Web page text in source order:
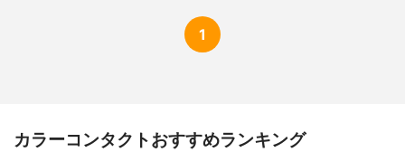
1
カラーコンタクトおすすめランキング